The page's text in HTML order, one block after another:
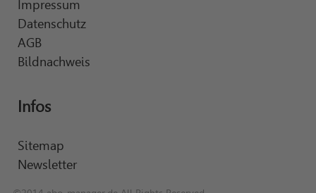
Impressum
Datenschutz
AGB
Bildnachweis
Infos
Sitemap
Newsletter